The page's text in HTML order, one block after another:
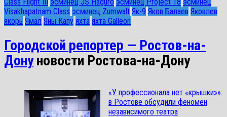
Class Flight III
эсминец JS Haguro эсминец Project 18 эсминец
Visakhapatnam Class эсминец Zumwalt Як-9 Яков Балаев Яковлев
якорь Ямал Яны Капу яхта яхта Galleon
Городской репортер — Ростов-на-
Дону новости Ростова-на-Дону
«У профессионала нет «крышки»»:
в Ростове обсудили феномен
независимого театра